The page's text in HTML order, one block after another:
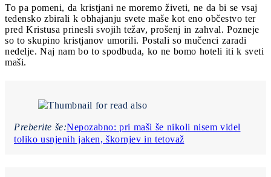
To pa pomeni, da kristjani ne moremo živeti, ne da bi se vsaj
tedensko zbirali k obhajanju svete maše kot eno občestvo ter
pred Kristusa prinesli svojih težav, prošenj in zahval. Pozneje
so to skupino kristjanov umorili. Postali so mučenci zaradi
nedelje. Naj nam bo to spodbuda, ko ne bomo hoteli iti k sveti
maši.
Preberite še:Nepozabno: pri maši še nikoli nisem videl
toliko usnjenih jaken, škornjev in tetovaž